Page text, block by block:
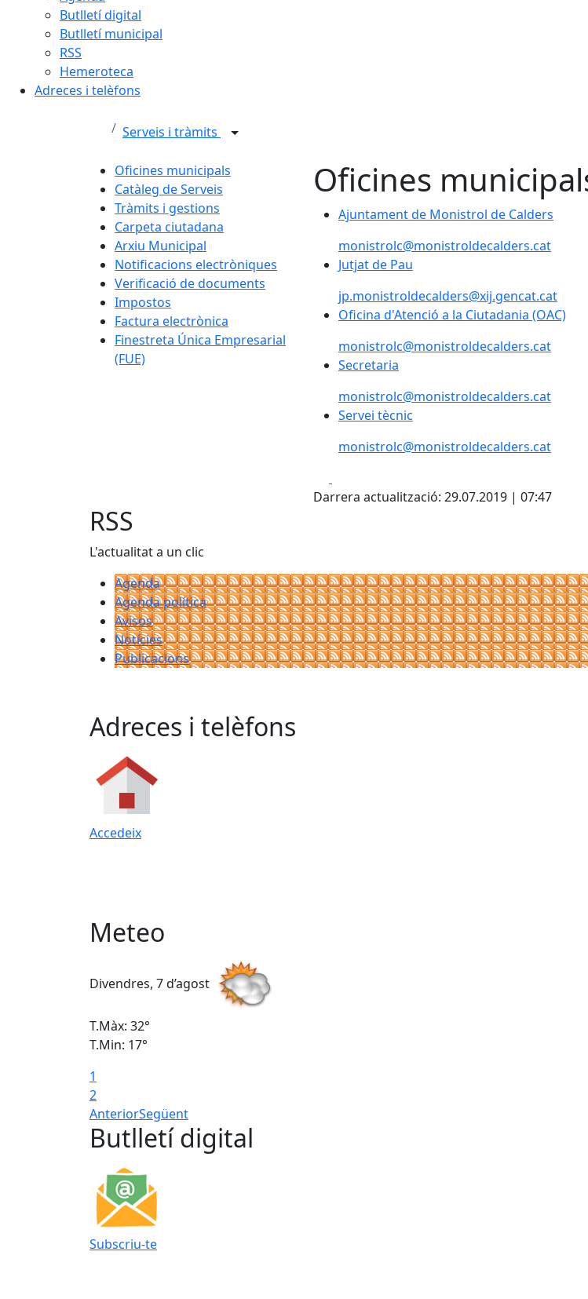
Butlletí digital
Butlletí municipal
RSS
Hemeroteca
Adreces i telèfons
Serveis i tràmits
Oficines municipals
Catàleg de Serveis
Tràmits i gestions
Carpeta ciutadana
Arxiu Municipal
Notificacions electròniques
Verificació de documents
Impostos
Factura electrònica
Finestreta Única Empresarial
(FUE)
Oficines
Ajuntament de Monistrol de Calders
Ajuntament de Monistrol de Calders
monistrolc@monistroldecalders.cat
Jutjat de Pau
Jutjat de Pau
jp.monistroldecalders@xij.gencat.cat
Oficina d'Atenció a la Ciutadania (OAC)
Oficina d'Atenció a la Ciutadania (OAC)
monistrolc@monistroldecalders.cat
Secretaria
Secretaria
monistrolc@monistroldecalders.cat
Servei tècnic
Servei tècnic
monistrolc@monistroldecalders.cat
Darrera actualització: 29.07.2019 | 07:47
RSS
L'actualitat a un clic
Agenda
Agenda política
Avisos
Notícies
Publicacions
Adreces i telèfons
Accedeix
Meteo
Divendres, 7 d’agost
T.Màx: 32°
T.Min: 17°
1
2
AnteriorSegüent
Butlletí digital
Subscriu-te